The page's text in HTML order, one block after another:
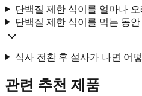
단백질 제한 식이를 얼마나
단백질 제한 식이를 먹는 동
식사 전환 후 설사가 나면 어
관련 추천 제품